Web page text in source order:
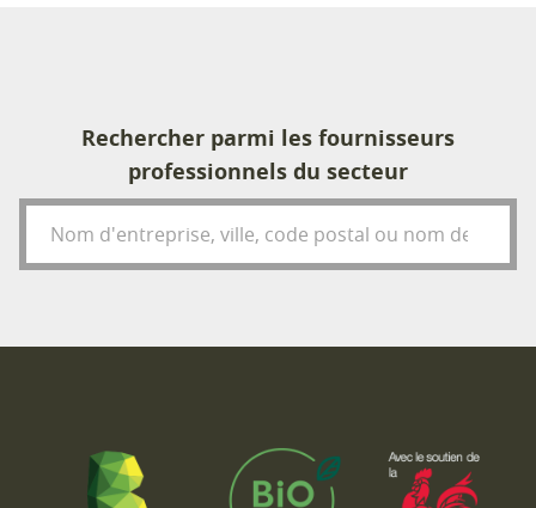
Rechercher parmi les fournisseurs
professionnels du secteur